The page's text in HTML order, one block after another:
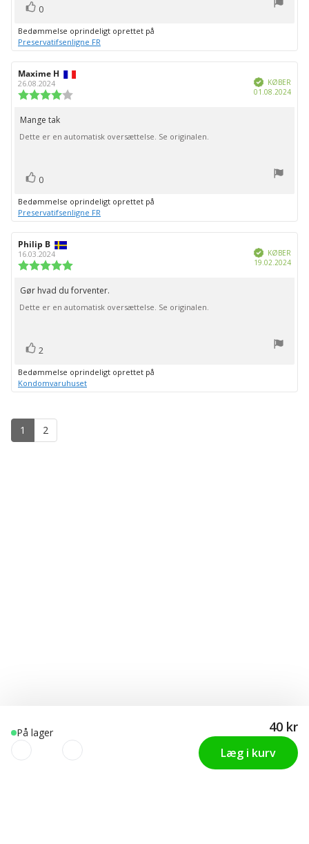
På lager 40 kr
Læg i kurv
Stem
op
0
Bedømmelse oprindeligt oprettet på
Preservatifsenligne FR
Forfatter
af
bedømmelsen:
Maxime H
26.08.2024
5
Verificeret
KØBER
01.08.2024
Tekst
til
Mange tak
Dette er en automatisk oversættelse. Se originalen.
Stem
op
0
Bedømmelse oprindeligt oprettet på
Preservatifsenligne FR
Forfatter
af
bedømmelsen:
Philip B
16.03.2024
ud
af
5
Verificeret
KØBER
19.02.2024
Tekst
til
Gør hvad du forventer.
Dette er en automatisk oversættelse. Se originalen.
Stem
op
2
Bedømmelse oprindeligt oprettet på
Kondomvaruhuset
1 2